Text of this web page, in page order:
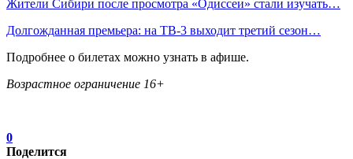
Жители Сибири после просмотра «Одиссеи» стали изучать…
Долгожданная премьера: на ТВ-3 выходит третий сезон…
Подробнее о билетах можно узнать в афише.
Возрастное ограничение 16+
0
Поделится